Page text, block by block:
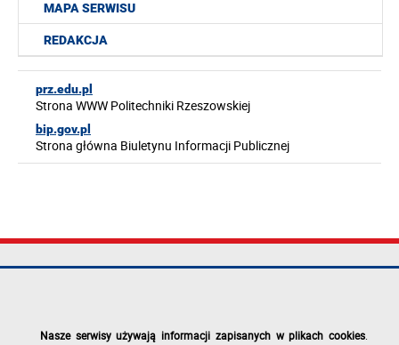
MAPA SERWISU
REDAKCJA
prz.edu.pl
Strona WWW Politechniki Rzeszowskiej
bip.gov.pl
Strona główna Biuletynu Informacji Publicznej
Politechnika
tel.: +48 17 865
Mapa serwisu
Nasze serwisy używają informacji zapisanych w plikach cookies